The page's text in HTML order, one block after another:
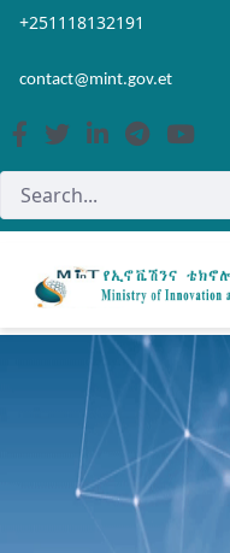
Skip to Main Content
Open Accessibility Menu
+251118132191
contact@mint.gov.et